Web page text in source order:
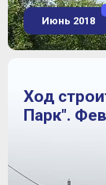
Июнь 2018
Ход
Парк".